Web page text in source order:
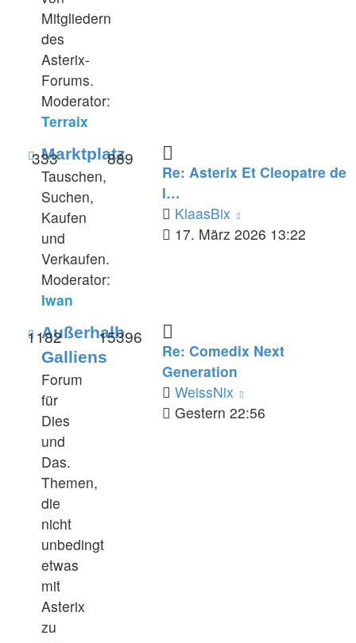
Mitgliedern
des
Asterix-
Forums.
Moderator:
Terraix
Feed
-
Marktplatz
Marktplatz
Tauschen,
Suchen,
Kaufen
und
Verkaufen.
Moderator:
Iwan
333 889
Re: Asterix Et Cleopatre de
l…
KlaasBix
Beitrag
17. März 2026 13:22
Feed
-
Außerhalb
Galliens
Außerhalb
Galliens
Forum
für
Dies
und
Das.
Themen,
die
nicht
unbedingt
etwas
mit
Asterix
zu
1182 15396
Re: Comedix Next
Generation
WeissNix
Beitrag
Gestern 22:56